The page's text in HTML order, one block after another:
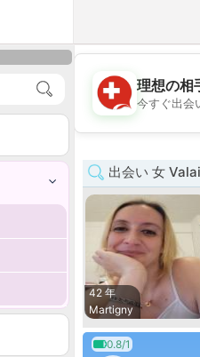
理想の相
今すぐ出会
出会い 女
42 年
Martigny
0.8/1